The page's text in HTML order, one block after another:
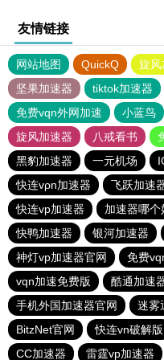
友情链接
网站地图 QuickQ 旋风
坚果加速器
tiktok加速器
免费vqn外网加速
小蓝鸟
旋风加速器
八戒看书
黑豹加速器
一元机场
快连vρn加速器
飞跃加速
快连vp加速器
加速器哪个
快鸭加速器
银河加速器
神灯vp加速器官网
免费
vqn加速免费版
酷通加速
手机外国加速器官网
迷雾
BitzNet官网
快连vn破解版
CC加速器
雷霆vp加速器